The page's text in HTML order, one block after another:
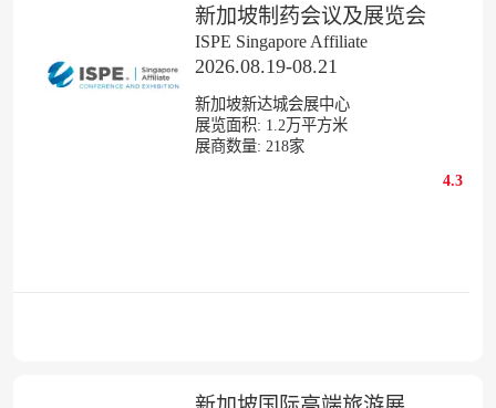
新加坡制药会议及展览会
ISPE Singapore Affiliate
2026.08.19-08.21
新加坡新达城会展中心
展览面积: 1.2 万平方米
展商数量: 218家
4.3